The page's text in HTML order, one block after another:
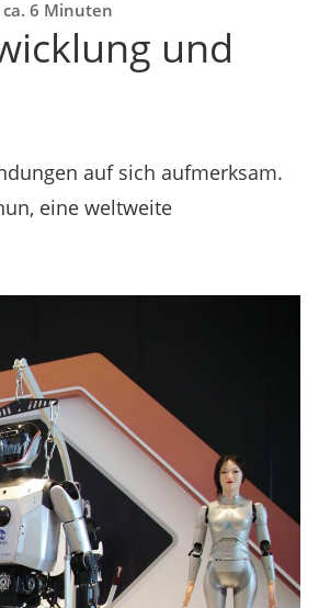
ca. 6 Minuten
und
auf sich aufmerksam.
eine weltweite